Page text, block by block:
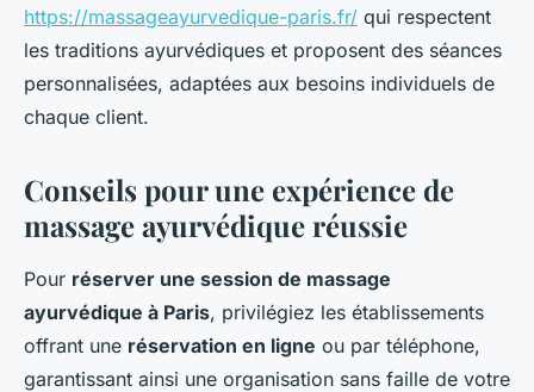
https://massageayurvedique-paris.fr/ qui respectent
les traditions ayurvédiques et proposent des séances
personnalisées, adaptées aux besoins individuels de
chaque client.
Conseils pour une expérience de
massage ayurvédique réussie
Pour réserver une session de massage
ayurvédique à Paris, privilégiez les établissements
offrant une réservation en ligne ou par téléphone,
garantissant ainsi une organisation sans faille de votre